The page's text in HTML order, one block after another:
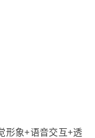
形象+语音交互+透